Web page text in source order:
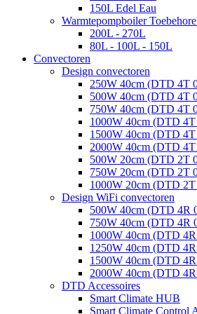
150L Edel Eau
Warmtepompboiler
200L - 270L
80L - 100L - 150L
Convectoren
Design convectoren
250W 40cm (DTD 4T
500W 40cm (DTD 4T
750W 40cm (DTD 4T
1000W 40cm (DTD
1500W 40cm (DTD
2000W 40cm (DTD
500W 20cm (DTD 2T
750W 20cm (DTD 2T
1000W 20cm (DTD
Design WiFi convectoren
500W 40cm (DTD 4R
750W 40cm (DTD 4R
1000W 40cm (DTD
1250W 40cm (DTD
1500W 40cm (DTD
2000W 40cm (DTD
DTD Accessoires
Smart Climate HUB
Smart Climate Control